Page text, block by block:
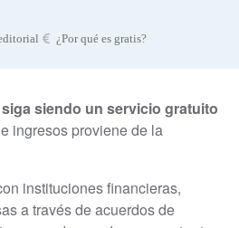
¿Por qué es gratis?
siendo un servicio gratuito
ingresos proviene de la
instituciones financieras,
a través de acuerdos de